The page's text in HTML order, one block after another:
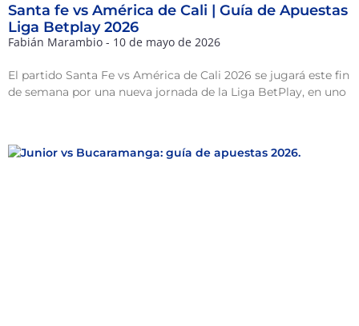
Santa fe vs América de Cali | Guía de Apuestas
Liga Betplay 2026
Fabián Marambio 10 de mayo de 2026
El partido Santa Fe vs América de Cali 2026 se jugará este fin
de semana por una nueva jornada de la Liga BetPlay, en uno